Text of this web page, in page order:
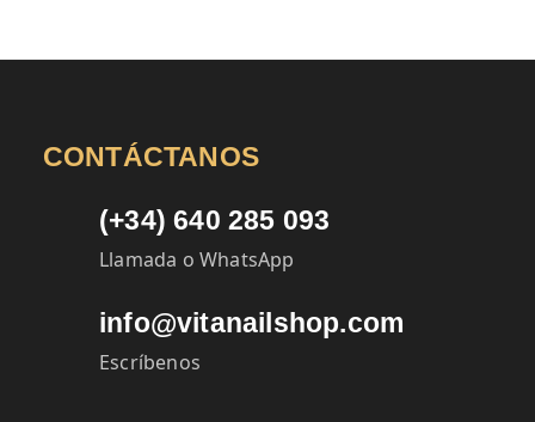
CONTÁCTANOS
(+34) 640 285 093
Llamada o WhatsApp
info@vitanailshop.com
Escríbenos